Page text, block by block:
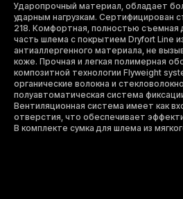
Ударопрочный материал, обладает
ударным нагрузкам. Сертифицирован
218. Комфортная, полностью съемная
часть шлема с покрытием Dryfort Line
антиаллергенного материала, не
коже. Прочная и легкая полимерная
композитной технологии Flyweight
органические волокна и
полуавтоматическая система
Вентиляционная система имеет как
отверстия, что обеспечивает
В комплекте сумка для шлема из